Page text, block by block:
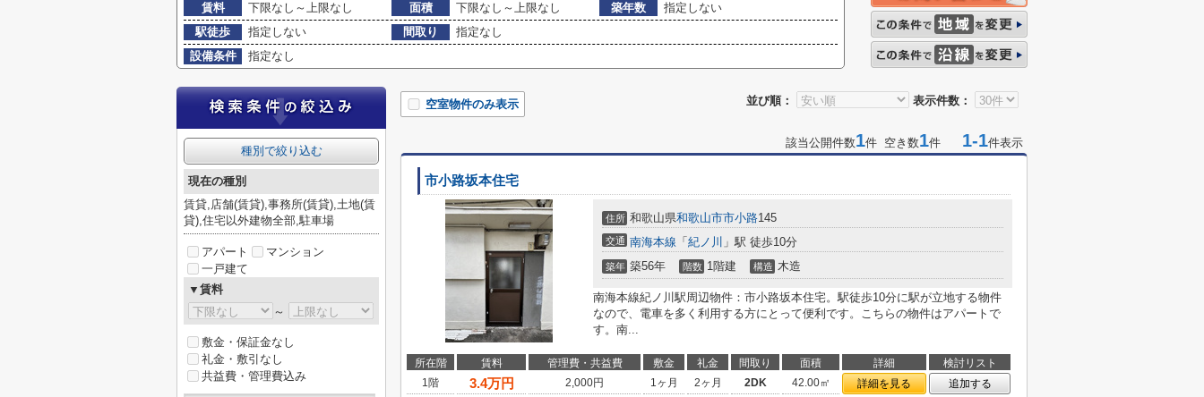
賃料
下限なし～上限なし 面積 下限なし～上限なし 築年数
指定しない
駅徒歩
指定しない 間取り
指定なし
設備条件
指定なし
並び順： 表示件数：
空室物件のみ表示
該当公開件数1件 空き数1件 1-1件表示
市小路坂本住宅
住所 和歌山県和歌山市市小路145
交通 南海本線 「 紀ノ川 」駅 徒歩10分
築年 築56年 階数 1階建 構造 木造
南海本線紀ノ川駅周辺物件：市小路坂本住宅。駅徒歩10分に駅が立地する物件
なので、電車を多く利用する方にとって便利です。こちらの物件はアパートで
す。南...
所在階 賃料 管理費・共益費 敷金 礼金 間取り 面積 詳細
検討リスト
1階
3.4万円 2,000円 1ヶ月 2ヶ月 2DK 42.00㎡ 詳細を見る 追加する
種別で絞り込む
現在の種別
賃貸,店舗(賃貸),事務所(賃貸),土地(賃
貸),住宅以外建物全部,駐車場
アパート
マンション
一戸建て
▼賃料
～
敷金・保証金なし
礼金・敷引なし
共益費・管理費込み